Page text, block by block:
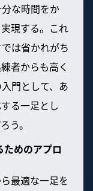
な時間をか
現する。これ
は省かれがち
者からも高く
門として、あ
る一足とし
う。
めのアプロ
最適な一足を